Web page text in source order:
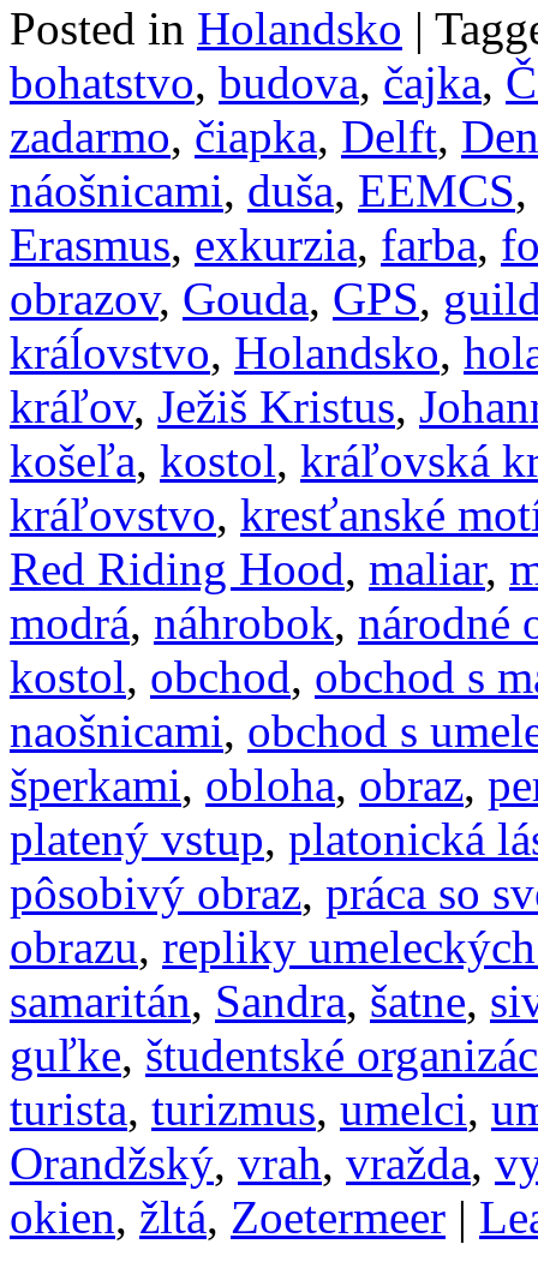
Posted in Holandsko |
bohatstvo, budova, čajka,
zadarmo, čiapka, Delft,
náošnicami, duša, EEMCS,
Erasmus, exkurzia, farba,
obrazov, Gouda, GPS,
kráĺovstvo, Holandsko,
kráľov, Ježiš Kristus,
košeľa, kostol, kráľovská
kráľovstvo, kresťanské
Red Riding Hood, maliar,
modrá, náhrobok, národné
kostol, obchod, obchod s
naošnicami, obchod s
šperkami, obloha, obraz,
platený vstup, platonická
pôsobivý obraz, práca so
obrazu, repliky
samaritán, Sandra, šatne,
guľke, študentské
turista, turizmus, umelci,
Orandžský, vrah, vražda,
okien, žltá, Zoetermeer |